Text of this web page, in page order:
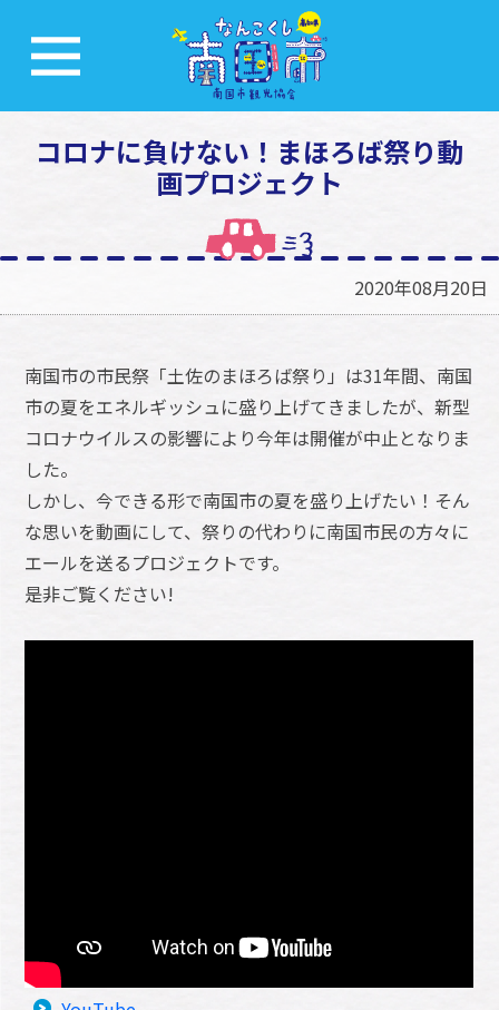
コロナに負けない！まほろば祭り動
画プロジェクト
2020年08月20日
南国市の市民祭「土佐のまほろば祭り」は31年間、南国
市の夏をエネルギッシュに盛り上げてきましたが、新型
コロナウイルスの影響により今年は開催が中止となりま
した。
しかし、今できる形で南国市の夏を盛り上げたい！そん
な思いを動画にして、祭りの代わりに南国市民の方々に
エールを送るプロジェクトです。
是非ご覧ください!